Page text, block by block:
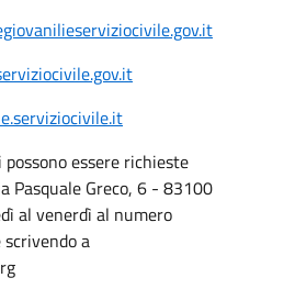
essere richieste
Pasquale Greco, 6 - 83100
al venerdì al numero
a